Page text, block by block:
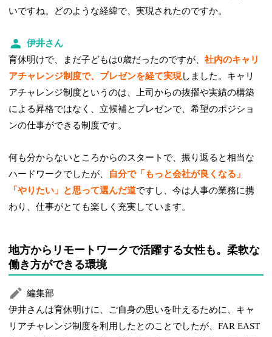
いですね。どのような経緯で、実現されたのですか。
伊井さん
育休明けで、まだ子どもは0歳だったのですが、社内のキャリ
アチャレンジ制度で、プレゼンを経て実現しました。キャリ
アチャレンジ制度というのは、上司からの抜擢や実績の構築
による昇格ではなく、立候補とプレゼンで、希望のポジショ
ンの仕事ができる制度です。
何も分からないところからのスタートで、振り返ると相当な
ハードワークでしたが、
自分で「もっと会社が良くなる」
「やりたい」と思って選んだ道ですし、今は人事の業務に携
わり、仕事がとても楽しく充実しています。
地方からリモートワークで活躍する女性も。柔軟な
働き方ができる環境
編集部
伊井さんは育休明けに、ご自身の思いを叶えるために、キャ
リアチャレンジ制度を利用したとのことでしたが、FAR EAST